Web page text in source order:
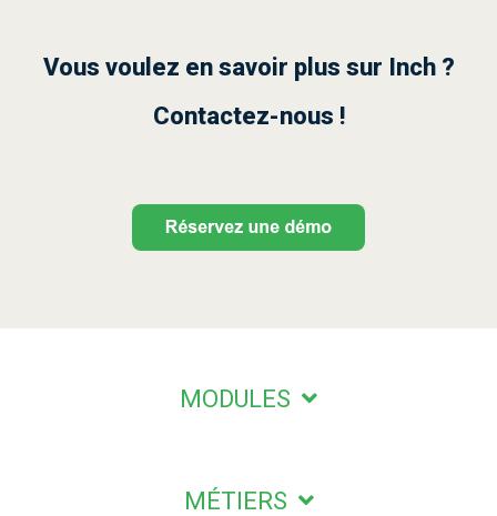
Vous voulez en savoir plus sur Inch ?
Contactez-nous !
MODULES
MÉTIERS